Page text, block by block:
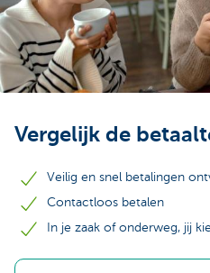
Ondernemers
Vergelijk de
Veilig en snel betalingen
Contactloos betalen
In je zaak of onderweg, jij